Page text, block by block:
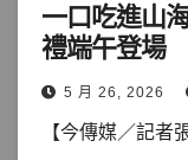
一口吃進山
禮端午登場
5 月 26, 2026
【今傳媒／記者